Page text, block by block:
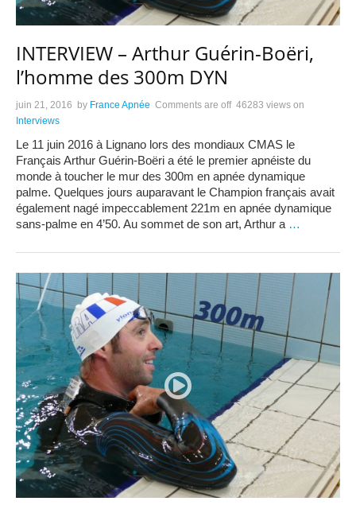
INTERVIEW – Arthur Guérin-Boëri,
l’homme des 300m DYN
juin 21, 2016 by France Apnée Comments are off 46283 views on
Interviews
Le 11 juin 2016 à Lignano lors des mondiaux CMAS le
Français Arthur Guérin-Boëri a été le premier apnéiste du
monde à toucher le mur des 300m en apnée dynamique
palme. Quelques jours auparavant le Champion français avait
également nagé impeccablement 221m en apnée dynamique
sans-palme en 4’50. Au sommet de son art, Arthur a …